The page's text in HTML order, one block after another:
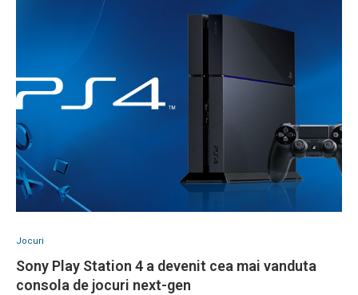
Jocuri
Sony Play Station 4 a devenit cea mai vanduta
consola de jocuri next-gen